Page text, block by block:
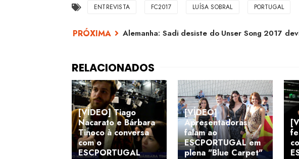
ENTREVISTA FC2017 LUÍSA SOBRAL PORTUGAL
Alemanha: Sadi desiste do Unser Song 2017
[VÍDEO] Tiago
Nacarato e Bárbara
Tinoco à conversa
com o
ESCPORTUGAL
[VÍDEO]
Apresentadoras
falam ao
ESCPORTUGAL em
plena "Blue Carpet"